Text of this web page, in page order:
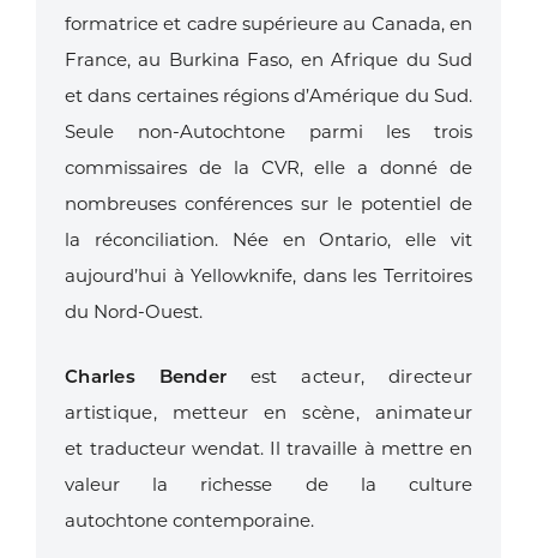
formatrice et cadre supérieure au Canada, en
France, au Burkina Faso, en Afrique du Sud
et dans certaines régions d’Amérique du Sud.
Seule non-Autochtone parmi les trois
commissaires de la CVR, elle a donné de
nombreuses conférences sur le potentiel de
la réconciliation. Née en Ontario, elle vit
aujourd’hui à Yellowknife, dans les Territoires
du Nord-Ouest.
Charles Bender est acteur, directeur
artistique, metteur en scène, animateur
et traducteur wendat. Il travaille à mettre en
valeur la richesse de la culture
autochtone contemporaine.